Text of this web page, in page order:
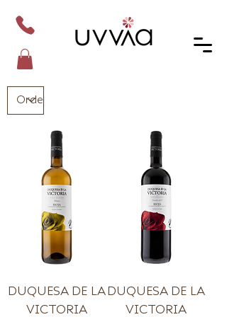
DUQUESA DE LA
VICTORIA
DUQUESA DE LA
VICTORIA